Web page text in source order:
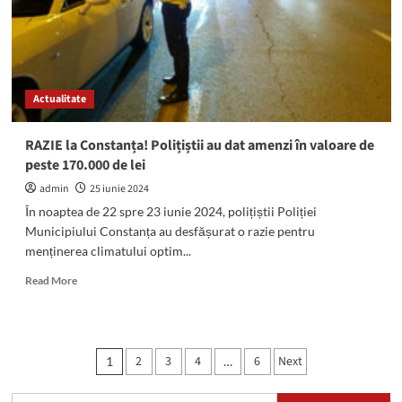
Șoferi
beți
drogați,
depistați
în
trafic
polițiștii
rutieri
Actualitate
RAZIE la Constanța! Polițiștii au dat amenzi în valoare de
peste 170.000 de lei
admin
25 iunie 2024
În noaptea de 22 spre 23 iunie 2024, polițiștii Poliției
Municipiului Constanța au desfășurat o razie pentru
menținerea climatului optim...
Read MoreRead
Constanța!
au
Paginație
articole
1 2 3 4 … 6 Next